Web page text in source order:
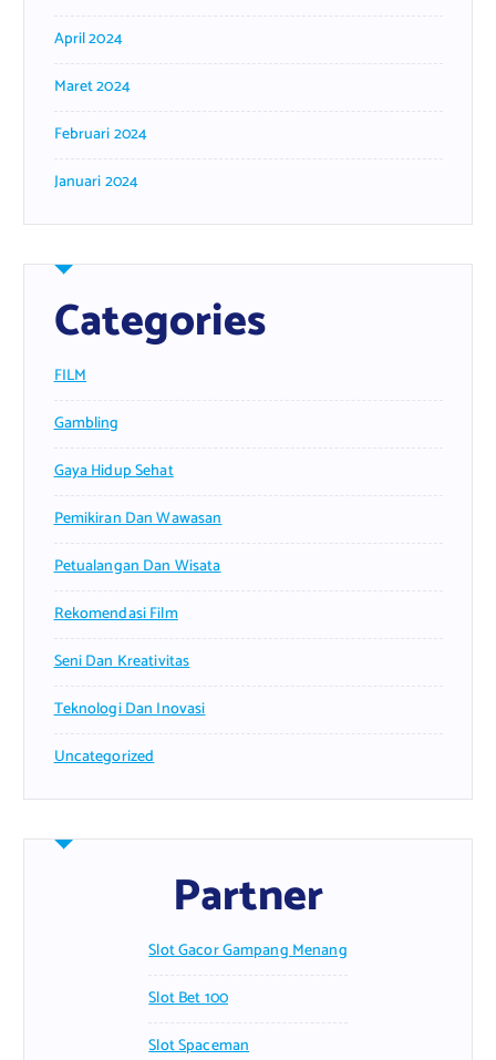
April 2024
Maret 2024
Februari 2024
Januari 2024
Categories
FILM
Gambling
Gaya Hidup Sehat
Pemikiran Dan Wawasan
Petualangan Dan Wisata
Rekomendasi Film
Seni Dan Kreativitas
Teknologi Dan Inovasi
Uncategorized
Partner
Slot Gacor Gampang Menang
Slot Bet 100
Slot Spaceman